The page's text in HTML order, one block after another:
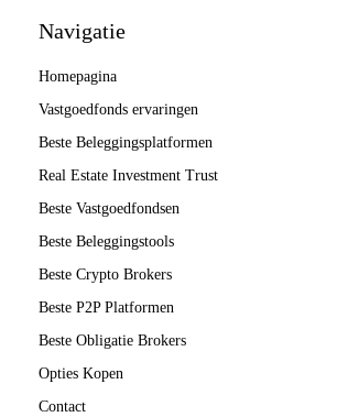
Navigatie
Homepagina
Vastgoedfonds ervaringen
Beste Beleggingsplatformen
Real Estate Investment Trust
Beste Vastgoedfondsen
Beste Beleggingstools
Beste Crypto Brokers
Beste P2P Platformen
Beste Obligatie Brokers
Opties Kopen
Contact